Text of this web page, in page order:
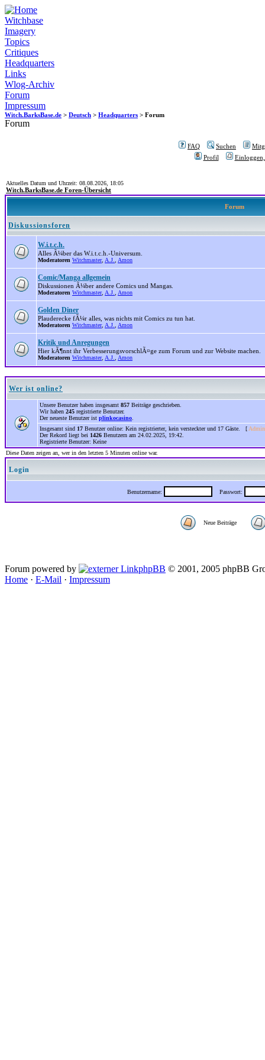
Witchbase
Imagery
Topics
Critiques
Headquarters
Links
Wlog-Archiv
Forum
Impressum
Witch.BarksBase.de > Deutsch > Headquarters > Forum
Forum
FAQ Suchen
Profil
Aktuelles Datum und Uhrzeit: 08.08.2026, 18:05
Witch.BarksBase.de Foren-Übersicht
Forum
Diskussionsforen
W.i.t.c.h.
Alles Ã¼ber das W.i.t.c.h.-Universum.
Moderatoren Witchmaster, A.J. Amon
Comic/Manga allgemein
Diskussionen Ã¼ber andere Comics und Mangas.
Moderatoren Witchmaster, A.J. Amon
Golden Diner
Plauderecke fÃ¼r alles, was nichts mit Comics zu tun hat.
Moderatoren Witchmaster, A.J. Amon
Kritik und Anregungen
Hier kÃ¶nnt ihr VerbesserungsvorschlÃ¤ge zum Forum und zur Website machen.
Moderatoren Witchmaster, A.J. Amon
Wer ist online?
Unsere Benutzer haben insgesamt 857 Beiträge geschrieben.
Wir haben 245 registrierte Benutzer.
Der neueste Benutzer ist plinkocasino
Insgesamt sind 17 Benutzer online: Kein registrierter, kein versteckter und 17 Gäste. [
Der Rekord liegt bei 1426 Benutzern am 24.02.2025, 19:42.
Registrierte Benutzer: Keine
Diese Daten zeigen an, wer in den letzten 5 Minuten online war.
Login
Benutzername: Passwort:
Neue Beiträge
Forum powered by phpBB © 2001, 2005 phpBB
Home · E-Mail · Impressum